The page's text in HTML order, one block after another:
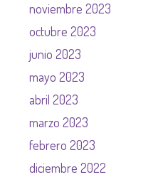
noviembre 2023
octubre 2023
junio 2023
mayo 2023
abril 2023
marzo 2023
febrero 2023
diciembre 2022